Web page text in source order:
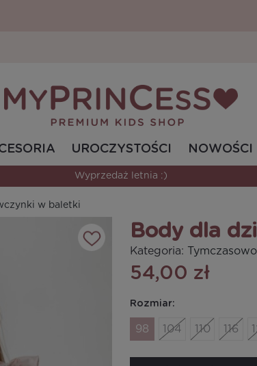
UROCZYSTOŚCI NOWOŚCI
Wyprzedaż letnia :)
w baletki
Body dla
Kategoria:
54,00 zł
Rozmiar:
98 104 110 116